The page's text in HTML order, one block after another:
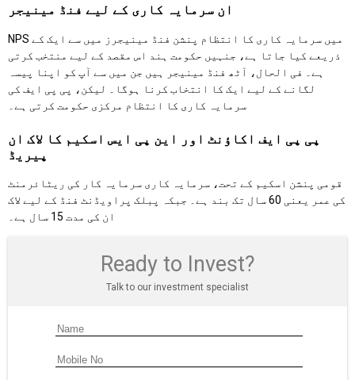
ان سرمایہ کاری کے لیے فنڈ مینیجر
NPS میں سرمایہ کاری کا انتظام پنشن فنڈ مینیجرز میں سے ایک کے
ذریعے کیا جاتا ہے، جنہیں حکومت ہند اس مقصد کے لیے منتخب کرتی
ہے۔ فی الحال، آٹھ فنڈ مینیجر ہیں جن میں سے آپ کو اپنا پیسہ
لگانے کے لیے ایک کا انتخاب کرنا ہوگا۔ لیکن، پی پی ایف کی
سرمایہ کاری کا انتظام مرکزی حکومت کرتی ہے۔
پی پی ایف اکاؤنٹ اور این پی ایس اسکیم کا لاک ان
پیریڈ
قومی پنشن اسکیم کے تحت، سرمایہ کاری سرمایہ کار کی ریٹائرمنٹ
کی عمر یعنی 60 سال تک بند ہے۔ جبکہ پبلک پراویڈنٹ فنڈ کے لیے لاک
ان کی مدت 15 سال ہے۔
Ready to Invest?
Talk to our investment specialist